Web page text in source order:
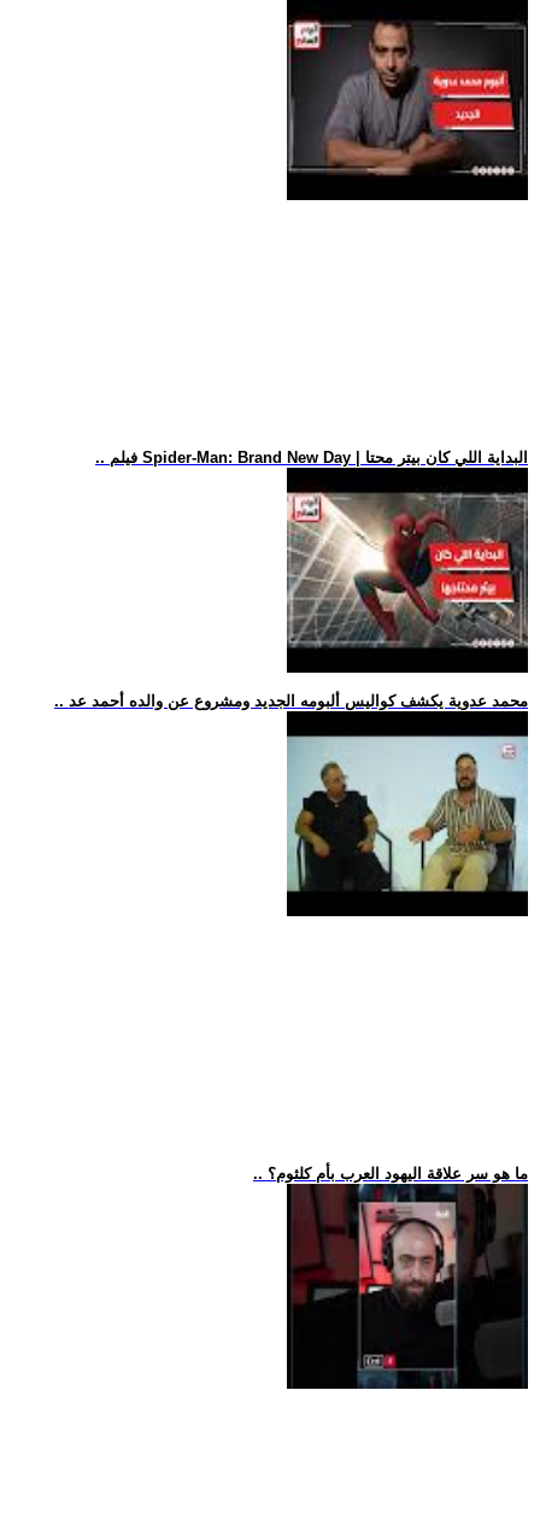
.. فيلم Spider-Man: Brand New Day | البداية اللي كان بيتر محتا
.. محمد عدوية يكشف كواليس ألبومه الجديد ومشروع عن والده أحمد عد
.. ما هو سر علاقة اليهود العرب بأم كلثوم؟